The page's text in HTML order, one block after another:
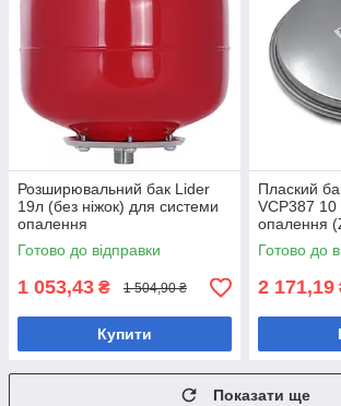
Розширювальний бак Lider
19л (без ніжок) для системи
опалення
Готово до відправки
1 053,43 ₴ 1 504,90 ₴
Купити
Плаский
VCP387 10
опалення
Готово до
2 171,19
Показати ще